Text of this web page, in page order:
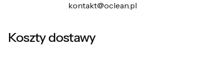
kontakt@oclean.pl
Koszty dostawy